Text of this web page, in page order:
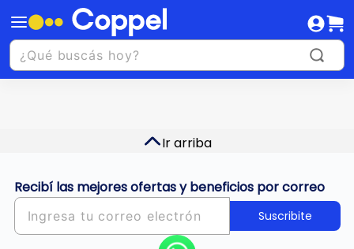
Ir arriba
Recibí las mejores ofertas y beneficios por correo
Suscribite